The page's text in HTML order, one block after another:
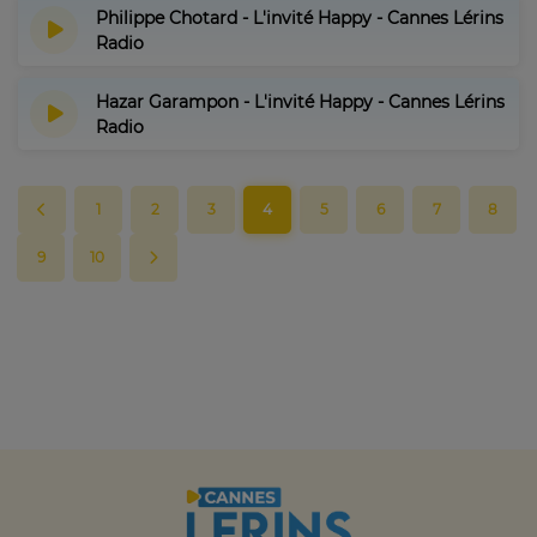
Philippe Chotard - L'invité Happy - Cannes Lérins
Radio
Hazar Garampon - L'invité Happy - Cannes Lérins
Radio
1 2 3 4 5 6 7 8
9 10